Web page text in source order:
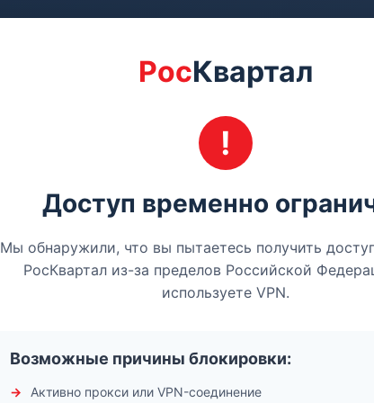
РосКвартал
Доступ временно
Мы обнаружили, что вы пытаетесь получить
РосКвартал из-за пределов Российской
используете VPN.
Возможные причины блокировки:
Активно прокси или VPN-соединение